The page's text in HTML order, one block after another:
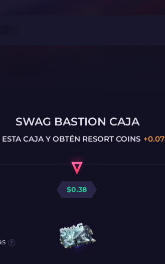
SWAG BASTION CAJA
CAJA Y OBTÉN RESORT COINS +0.07
$0.38